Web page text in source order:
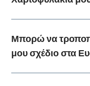
Μπορώ να
μου σχέδιο στα